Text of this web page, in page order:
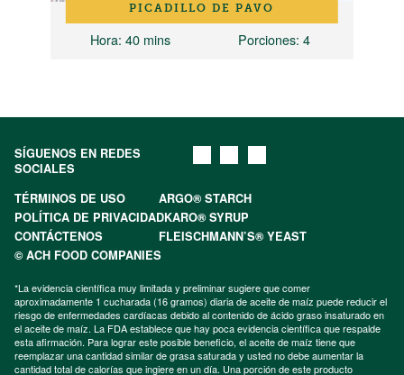
PICADILLO DE PAVO
Hora: 40 mins Porciones: 4
SÍGUENOS EN REDES
SOCIALES
TÉRMINOS DE USO
ARGO® STARCH
POLÍTICA DE PRIVACIDADKARO® SYRUP
CONTÁCTENOS
FLEISCHMANN’S® YEAST
© ACH FOOD COMPANIES
*La evidencia científica muy limitada y preliminar sugiere que comer
aproximadamente 1 cucharada (16 gramos) diaria de aceite de maíz puede reducir el
riesgo de enfermedades cardíacas debido al contenido de ácido graso insaturado en
el aceite de maíz. La FDA establece que hay poca evidencia científica que respalde
esta afirmación. Para lograr este posible beneficio, el aceite de maíz tiene que
reemplazar una cantidad similar de grasa saturada y usted no debe aumentar la
cantidad total de calorías que ingiere en un día. Una porción de este producto